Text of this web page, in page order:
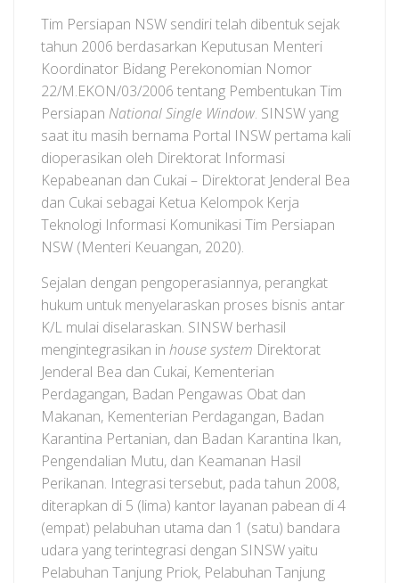
Tim Persiapan NSW sendiri telah dibentuk sejak
tahun 2006 berdasarkan Keputusan Menteri
Koordinator Bidang Perekonomian Nomor
22/M.EKON/03/2006 tentang Pembentukan Tim
Persiapan National Single Window. SINSW yang
saat itu masih bernama Portal INSW pertama kali
dioperasikan oleh Direktorat Informasi
Kepabeanan dan Cukai – Direktorat Jenderal Bea
dan Cukai sebagai Ketua Kelompok Kerja
Teknologi Informasi Komunikasi Tim Persiapan
NSW (Menteri Keuangan, 2020).
Sejalan dengan pengoperasiannya, perangkat
hukum untuk menyelaraskan proses bisnis antar
K/L mulai diselaraskan. SINSW berhasil
mengintegrasikan in house system Direktorat
Jenderal Bea dan Cukai, Kementerian
Perdagangan, Badan Pengawas Obat dan
Makanan, Kementerian Perdagangan, Badan
Karantina Pertanian, dan Badan Karantina Ikan,
Pengendalian Mutu, dan Keamanan Hasil
Perikanan. Integrasi tersebut, pada tahun 2008,
diterapkan di 5 (lima) kantor layanan pabean di 4
(empat) pelabuhan utama dan 1 (satu) bandara
udara yang terintegrasi dengan SINSW yaitu
Pelabuhan Tanjung Priok, Pelabuhan Tanjung